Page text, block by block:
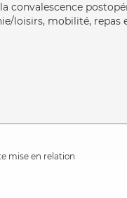
convalescence
loisirs, mobilité, repas
mise en relation